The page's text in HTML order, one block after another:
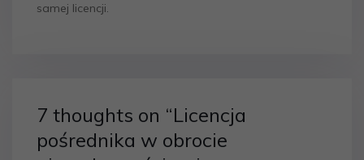
samej licencji.
7 thoughts on “Licencja
pośrednika w obrocie